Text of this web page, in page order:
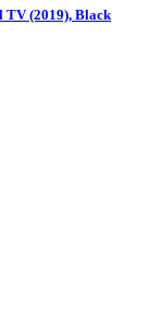
TV (2019), Black